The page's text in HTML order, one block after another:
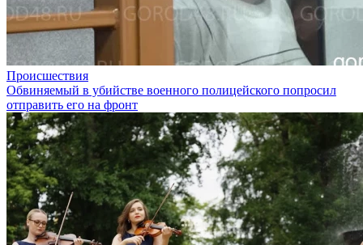
Происшествия
Обвиняемый в убийстве военного полицейского попросил
отправить его на фронт